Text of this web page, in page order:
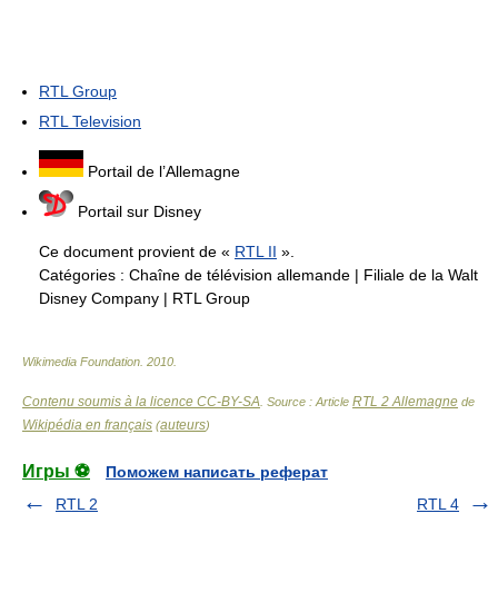
RTL Group
RTL Television
Portail de l’Allemagne
Portail sur Disney
Ce document provient de « RTL II ».
Catégories : Chaîne de télévision allemande | Filiale de la Walt
Disney Company | RTL Group
Wikimedia Foundation 2010
Contenu soumis à la licence CC-BY-SA . Source : Article RTL 2 Allemagne de
Wikipédia en français (auteurs)
Игры ⚽
Поможем написать реферат
RTL 2
RTL 4